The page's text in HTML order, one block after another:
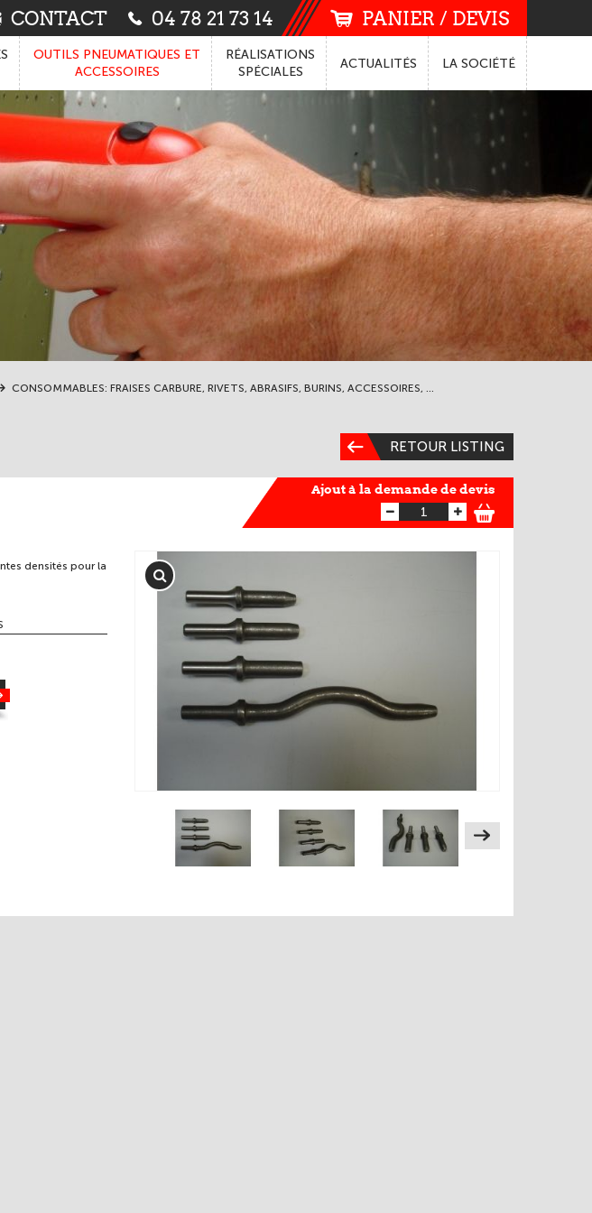
CONTACT 04 78 21 73 14 PANIER / DEVIS
OUTILS PNEUMATIQUES ET
ACCESSOIRES
RÉALISATIONS
SPÉCIALES
ACTUALITÉS LA SOCIÉTÉ
CONSOMMABLES: FRAISES CARBURE, RIVETS, ABRASIFS, BURINS, ACCESSOIRES, ...
RETOUR LISTING
Ajout à la demande de devis
densités pour la